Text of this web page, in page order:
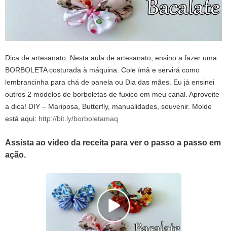
Dica de artesanato: Nesta aula de artesanato, ensino a fazer uma
BORBOLETA costurada à máquina. Cole ímã e servirá como
lembrancinha para chá de panela ou Dia das mães. Eu já ensinei
outros 2 modelos de borboletas de fuxico em meu canal. Aproveite
a dica! DIY – Mariposa, Butterfly, manualidades, souvenir. Molde
está aqui: http://bit.ly/borboletamaq
Assista ao vídeo da receita para ver o passo a passo em
ação.